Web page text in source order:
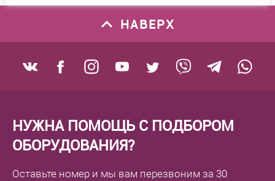
НАВЕРХ
НУЖНА ПОМОЩЬ С ПОДБОРОМ
ОБОРУДОВАНИЯ?
Оставьте номер и мы вам перезвоним за 30